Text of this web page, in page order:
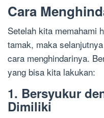
Cara
Setelah kita memahami
tamak, maka
cara menghindarinya.
yang bisa kita lakukan:
1. Bersyukur
Dimiliki